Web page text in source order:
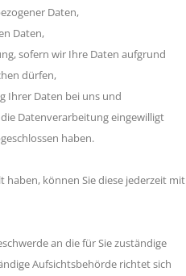
Daten,
Daten,
sofern wir Ihre Daten aufgrund
dürfen,
Ihrer Daten bei uns und
Datenverarbeitung eingewilligt
haben.
haben, können Sie diese jederzeit mit
an die für Sie zuständige
Aufsichtsbehörde richtet sich